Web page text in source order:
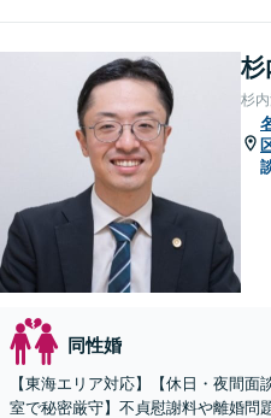
杉
杉
同性婚
【東海エリア対応】【休日・夜間
室で秘密厳守】不貞慰謝料や離婚問